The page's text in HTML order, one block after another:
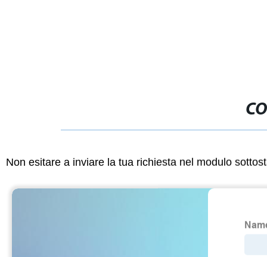
Non esitare a inviare la tua richiesta nel modulo